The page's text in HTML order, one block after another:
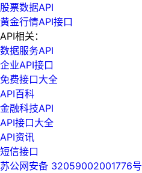
股票数据API
黄金行情API接口
API相关：
数据服务API
企业API接口
免费接口大全
API百科
金融科技API
API接口大全
API资讯
短信接口
苏公网安备 32059002001776号